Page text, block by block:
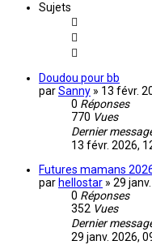
Sujets
Doudou pour bb
parSanny » 13 févr.
0 Réponses
770 Vues
Dernier
13 févr. 2026,
Futures mamans
par hellostar » 29
0 Réponses
352 Vues
Dernier
29 janv. 2026,